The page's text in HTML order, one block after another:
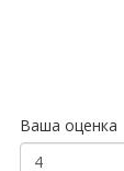
Ваша оценка